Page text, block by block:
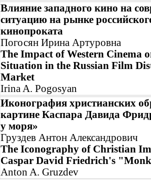
Влияние западного кино на
ситуацию на рынке
кинопроката
Погосян Ирина Артуровна
The Impact of Western Cinema
Situation in the Russian Film
Market
Irina A. Pogosyan
Иконография христианских
картине Каспара Давида
у моря»
Груздев Антон Александрович
The Iconography of Christian
Caspar David Friedrich's
Anton A. Gruzdev